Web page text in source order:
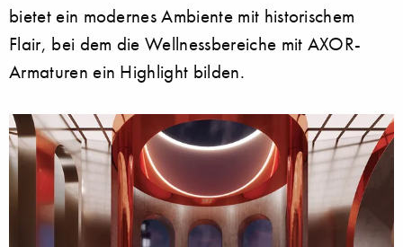
bietet ein modernes Ambiente mit historischem
Flair, bei dem die Wellnessbereiche mit AXOR-
Armaturen ein Highlight bilden.